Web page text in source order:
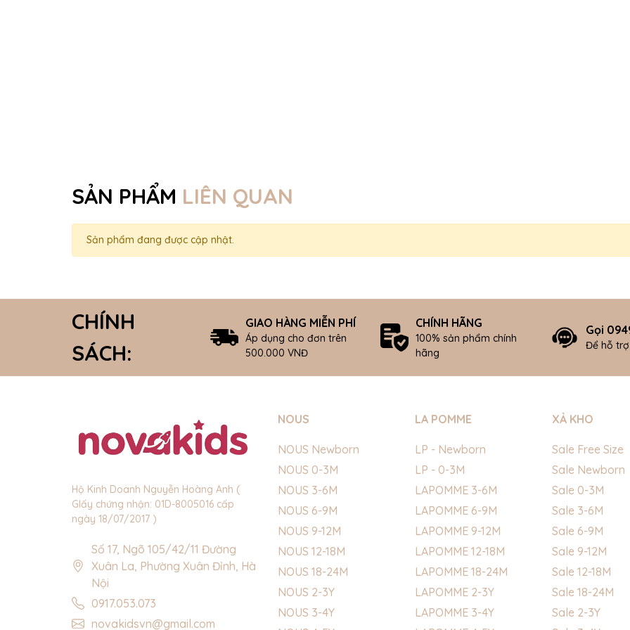
SẢN PHẨM LIÊN QUAN
Sản phẩm đang được cập nhật.
CHÍNH
SÁCH:
GIAO HÀNG MIỄN PHÍ
Áp dụng cho đơn trên
500.000 VNĐ
CHÍNH HÃNG
100% sản phẩm chính
hãng
Gọi
Để hỗ
Hộ Kinh Doanh Nguyễn Hoàng Anh (
GIấy chứng nhận: 01D-8005016 cấp
ngày 18/07/2017 )
Số 17, Ngõ 105/42/11 Đường
Xuân La, Phường Xuân Đỉnh, Hà
Nội
0917.053.073
novakidsvn@gmail.com
NOUS
NOUS Newborn
NOUS 0-3M
NOUS 3-6M
NOUS 6-9M
NOUS 9-12M
NOUS 12-18M
NOUS 18-24M
NOUS 2-3Y
NOUS 3-4Y
LA POMME
LP - Newborn
LP - 0-3M
LAPOMME 3-6M
LAPOMME 6-9M
LAPOMME 9-12M
LAPOMME 12-18M
LAPOMME 18-24M
LAPOMME 2-3Y
LAPOMME 3-4Y
XẢ KHO
Sale Free Size
Sale Newborn
Sale 0-3M
Sale 3-6M
Sale 6-9M
Sale 9-12M
Sale 12-18M
Sale 18-24M
Sale 2-3Y